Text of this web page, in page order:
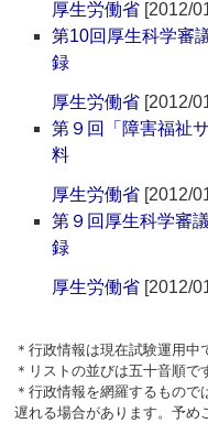
厚生労働省 [2012/
第10回厚生科学審
録
厚生労働省 [2012/
第９回「障害福祉
料
厚生労働省 [2012/
第９回厚生科学審
録
厚生労働省 [2012/
＊行政情報は現在試験運用中
＊リストの並びは五十音順で
＊行政情報を網羅するもの
遅れる場合があります。予め